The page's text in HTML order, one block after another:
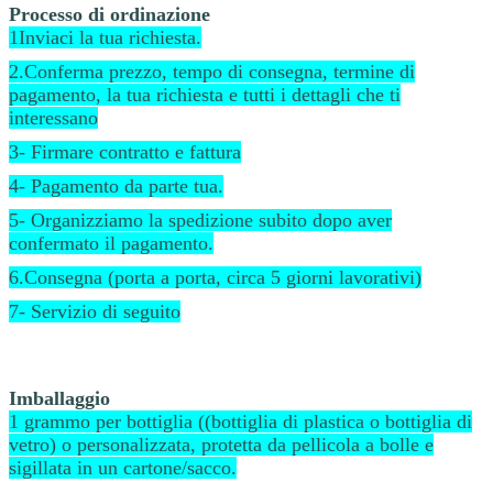
Processo di ordinazione
1Inviaci la tua richiesta.
2.Conferma prezzo, tempo di consegna, termine di
pagamento, la tua richiesta e tutti i dettagli che ti
interessano
3- Firmare contratto e fattura
4- Pagamento da parte tua.
5- Organizziamo la spedizione subito dopo aver
confermato il pagamento.
6.Consegna (porta a porta, circa 5 giorni lavorativi)
7- Servizio di seguito
Imballaggio
1 grammo per bottiglia ((bottiglia di plastica o bottiglia di
vetro) o personalizzata, protetta da pellicola a bolle e
sigillata in un cartone/sacco.